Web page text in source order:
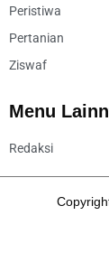
Peristiwa
Pertanian
Ziswaf
Menu
Redaksi